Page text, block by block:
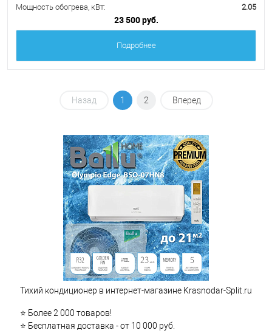
Мощность обогрева, кВт:
2.05
23 500 руб.
Подробнее
Назад 1 2 Вперед
Тихий кондиционер в интернет-магазине Krasnodar-Split.ru
⭐ Более 2 000 товаров!
⭐ Бесплатная доставка - от 10 000 руб.